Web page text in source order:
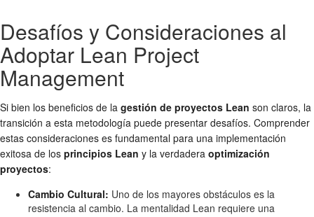
Desafíos y Consideraciones al
Adoptar Lean Project
Management
Si bien los beneficios de la gestión de proyectos Lean son claros, la
transición a esta metodología puede presentar desafíos. Comprender
estas consideraciones es fundamental para una implementación
exitosa de los principios Lean y la verdadera optimización
proyectos:
Cambio Cultural: Uno de los mayores obstáculos es la
resistencia al cambio. La mentalidad Lean requiere una